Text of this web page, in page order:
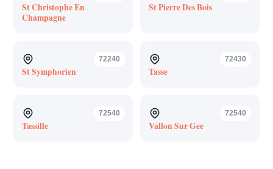
St Christophe En
Champagne
St Pierre Des Bois
72240
St Symphorien
72430
Tasse
72540
Tassille
72540
Vallon Sur Gee